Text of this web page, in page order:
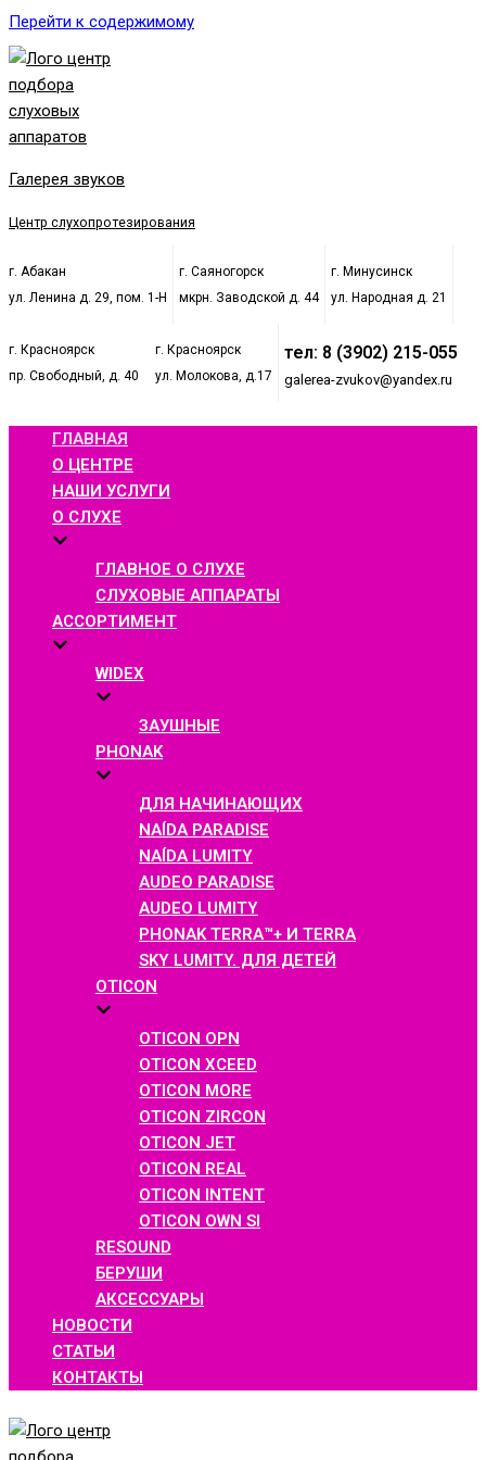
Перейти к содержимому
Галерея звуков
Центр слухопротезирования
г. Абакан
ул. Ленина д. 29, пом. 1-Н
г. Саяногорск
мкрн. Заводской д. 44
г. Минусинск
ул. Народная д. 21
г. Красноярск
пр. Свободный, д. 40
г. Красноярск
ул. Молокова, д.17
тел: 8 (3902) 215-055
galerea-zvukov@yandex.ru
ГЛАВНАЯ
О ЦЕНТРЕ
НАШИ УСЛУГИ
О СЛУХЕ
ГЛАВНОЕ О СЛУХЕ
СЛУХОВЫЕ АППАРАТЫ
АССОРТИМЕНТ
WIDEX
ЗАУШНЫЕ
PHONAK
ДЛЯ НАЧИНАЮЩИХ
NAÍDA PARADISE
NAÍDA LUMITY
AUDEO PARADISE
AUDEO LUMITY
PHONAK TERRA™+ И TERRA
SKY LUMITY. ДЛЯ ДЕТЕЙ
OTICON
OTICON OPN
OTICON XCEED
OTICON MORE
OTICON ZIRCON
OTICON JET
OTICON REAL
OTICON INTENT
OTICON OWN SI
RESOUND
БЕРУШИ
АКСЕССУАРЫ
НОВОСТИ
СТАТЬИ
КОНТАКТЫ